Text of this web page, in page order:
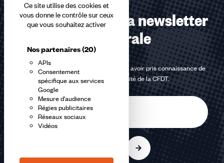
Ce site utilise des cookies et
vous donne le contrôle sur ceux
que vous souhaitez activer
Nos partenaires(20)
APIs
Consentement
spécifique aux services
Google
Mesure d'audience
Régies publicitaires
Réseaux sociaux
Vidéos
Abonnez-vous à la newsletter
confédérale
En m'inscrivant à la newsletter, j'affirme avoir pris connaissance de
lapolitique de confidentialité de la CFDT.